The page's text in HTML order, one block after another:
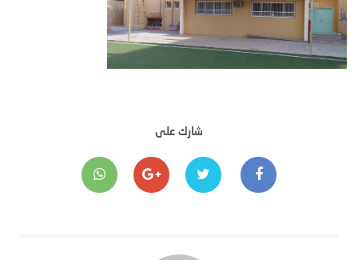
شارك على